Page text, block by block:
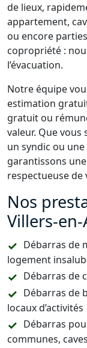
de lieux,
appartement,
ou encore
copropriété :
l’évacuation.
Notre équipe
estimation
gratuit ou
valeur. Que
un syndic ou
garantissons
respectueuse de
Nos
Villers-
Débarras de
logement
Débarras de
Débarras de
locaux d’activités
Débarras
communes,